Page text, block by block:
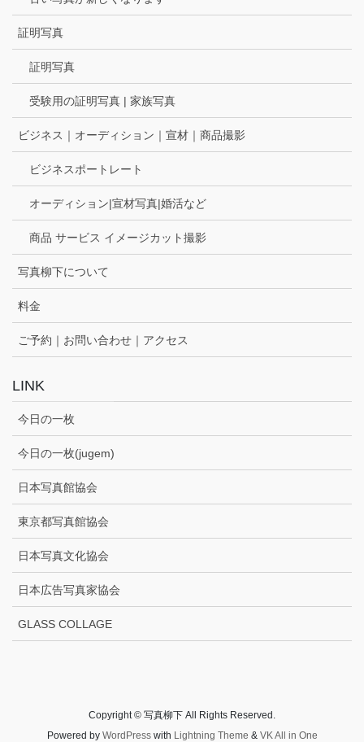
証明写真
証明写真
受験用の証明写真 | 家族写真
ビジネス｜オーディション｜宣材｜商品撮影
ビジネスポートレート
オーディション|宣材写真|婚活など
商品 サービス イメージカット撮影
写真柳下について
料金
ご予約｜お問い合わせ｜アクセス
LINK
今日の一枚
今日の一枚(jugem)
日本写真館協会
東京都写真館協会
日本写真文化協会
日本広告写真家協会
GLASS COLLAGE
Copyright © 写真柳下 All Rights Reserved.
Powered by WordPresswith Lightning Theme & VK All in One